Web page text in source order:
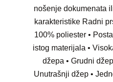
nošenje dokumenata
karakteristike Radni
100% poliester •
istog materijala •
džepa • Grudni
Unutrašnji džep •